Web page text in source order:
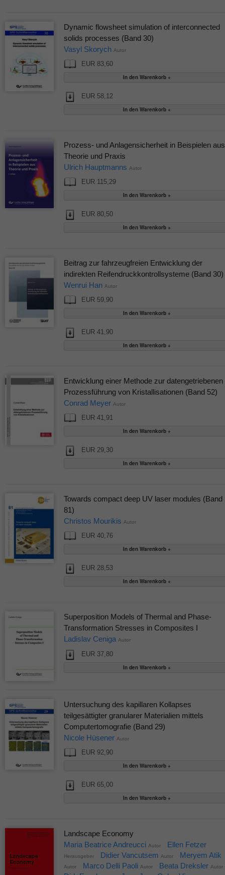
Dynamic flowsheet simulation of interconnected
solids processes (Band 30)
Vasyl Skorych Autor
EUR 83,60
EUR 58,12
Prozess- und Anlagensicherheit in Beispielen aus
Theorie und Praxis
Ulrich Hauptmanns Autor
EUR 115,29
EUR 80,50
Beitrag zur fahrzeugfreien Entwicklung der
indirekten Reifendruckkontrollsysteme (Band 30)
Wenrui Han Autor
EUR 59,90
EUR 41,90
Entwicklung einer Methode zur datengetriebenen
Prozessführung von Kristallisationen (Band 52)
Conrad Meyer Autor
EUR 41,91
EUR 29,30
Towards compact deep UV laser modules (Band
81)
Christos Mourikis Autor
EUR 40,76
EUR 28,53
Superposition Models of Thermal and Phase-
Transformation Stresses in Composites I
Ladislav Ceniga Autor
EUR 37,80
Untersuchung des kapillaren Kollapses
teilgesättigter granularer Materialien mittels
Computertomografie (Band 29)
Nicole Hüsener Autor
EUR 92,90
EUR 65,00
Landscape Economy
Maria Beatrice Andreucci Autor Ellen Fetzer
Herausgeber Didier Vancutsem Autor Meryem Atik
Autor Marco Delli Paoli Autor Beata Dreksler Autor